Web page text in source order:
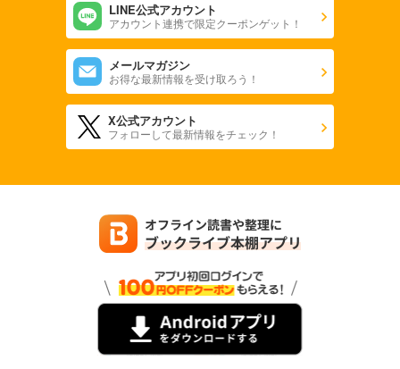
LINE公式アカウント
アカウント連携で限定クーポンゲット！
メールマガジン
お得な最新情報を受け取ろう！
X公式アカウント
フォローして最新情報をチェック！